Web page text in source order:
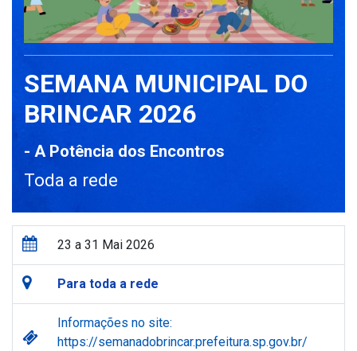
SEMANA MUNICIPAL DO
BRINCAR 2026
- A Potência dos Encontros
Toda a rede
23 a 31 Mai 2026
Para toda a rede
Informações no site:
https://semanadobrincar.prefeitura.sp.gov.br/